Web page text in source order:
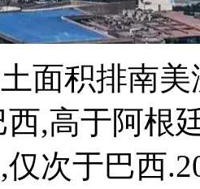
面积排南
西,高于阿根
次于巴西